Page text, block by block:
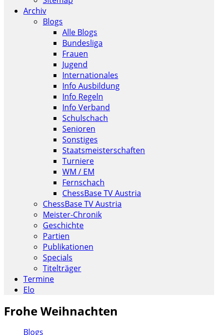
Archiv
Blogs
Alle Blogs
Bundesliga
Frauen
Jugend
Internationales
Info Ausbildung
Info Regeln
Info Verband
Schulschach
Senioren
Sonstiges
Staatsmeisterschaften
Turniere
WM / EM
Fernschach
ChessBase TV Austria
ChessBase TV Austria
Meister-Chronik
Geschichte
Partien
Publikationen
Specials
Titelträger
Termine
Elo
Frohe Weihnachten
Blogs